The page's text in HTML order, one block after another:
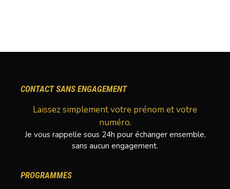
CONTACT SANS ENGAGEMENT
Laissez simplement votre prénom et votre
numéro.
Je vous rappelle sous 24h pour échanger ensemble,
sans aucun engagement.
PROGRAMMES